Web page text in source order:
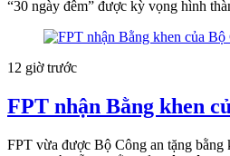
“30 ngày đêm” được kỳ vọng hình
12 giờ trước
FPT nhận Bằng khen
FPT vừa được Bộ Công an tặng